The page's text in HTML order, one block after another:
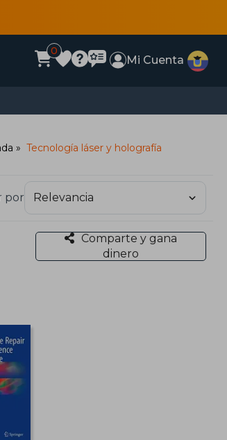
0
Mi Cuenta
Tecnología láser y holografía
por
Comparte y gana
dinero